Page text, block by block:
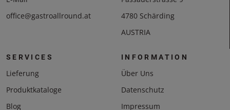
office@gastroallround.at
4780 Schärding
AUSTRIA
SERVICES
Lieferung
Produktkataloge
Blog
INFORMATION
Über Uns
Datenschutz
Impressum